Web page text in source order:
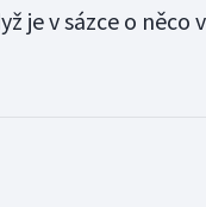
je v sázce o něco